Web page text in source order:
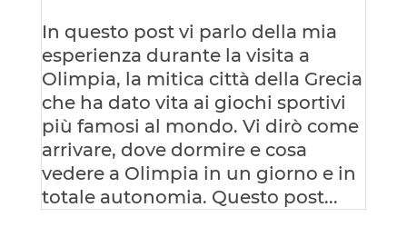
​In questo post vi parlo della mia
esperienza durante la visita a
Olimpia, la mitica città della Grecia
che ha dato vita ai giochi sportivi
più famosi al mondo. Vi dirò come
arrivare, dove dormire e cosa
vedere a Olimpia in un giorno e in
totale autonomia. Questo post...